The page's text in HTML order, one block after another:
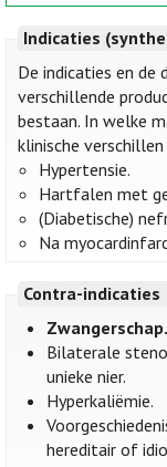
Indicaties
De indicaties en de
verschillende
bestaan. In welke
klinische
Hypertensie.
Hartfalen met
(Diabetische)
Na
Contra-indicaties
Zwangerschap.
Bilaterale
unieke nier.
Hyperkaliëmie.
hereditair of